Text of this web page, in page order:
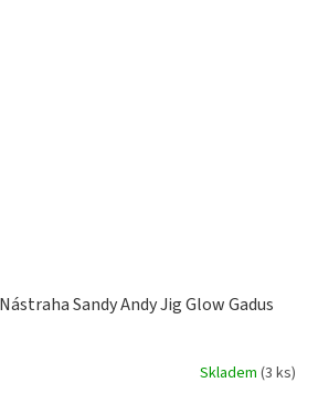
Sandy Andy Jig Glow Gadus
Skladem (3 ks)